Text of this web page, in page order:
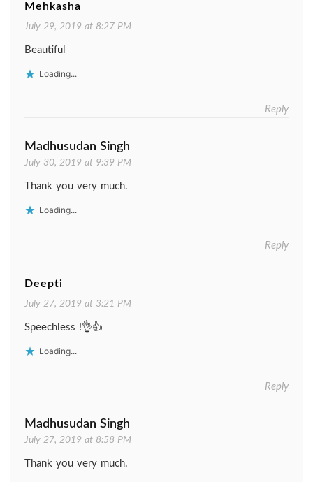
Mehkasha
July 29, 2019 at 8:27 PM
Beautiful
Loading...
Reply
Madhusudan Singh
July 30, 2019 at 9:39 PM
Thank you very much.
Loading...
Reply
Deepti
July 27, 2019 at 3:21 PM
Speechless !👌👍
Loading...
Reply
Madhusudan Singh
July 27, 2019 at 8:58 PM
Thank you very much.